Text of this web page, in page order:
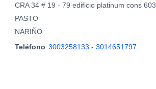
CRA 34 # 19 - 79 edificio platinum cons 603
PASTO
NARIÑO
Teléfono 3003258133 - 3014651797